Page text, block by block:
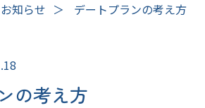
お知らせ ＞ デートプランの考え方
の考え方